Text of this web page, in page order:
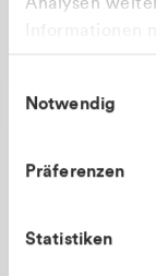
Analysen
zusammen,
gesammelt
Notwendig
Präferenzen
Statistiken